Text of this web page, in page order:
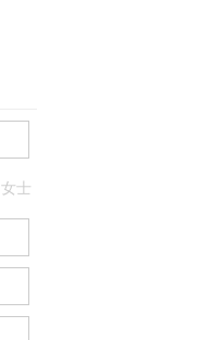
女士